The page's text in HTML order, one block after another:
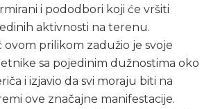
i pododbori koji će vršiti
aktivnosti na terenu.
prilikom zadužio je svoje
sa pojedinim dužnostima oko
i izjavio da svi moraju biti na
ove značajne manifestacije.